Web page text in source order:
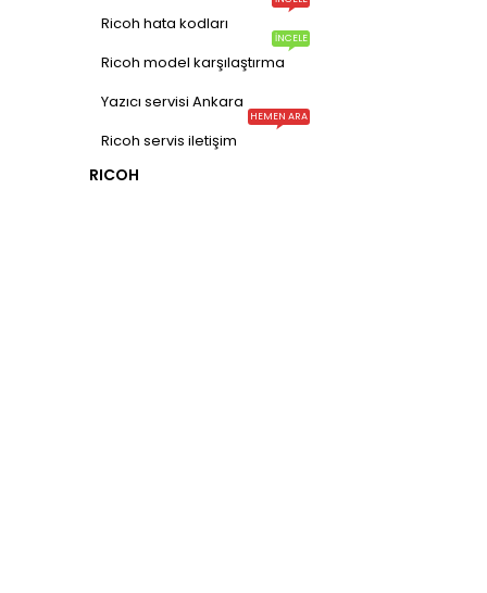
Ricoh hata kodları
Ricoh model karşılaştırma
İNCELE
Yazıcı servisi Ankara
Ricoh servis iletişim
HEMEN ARA
RICOH
Mesafeli satış sözleşmesi